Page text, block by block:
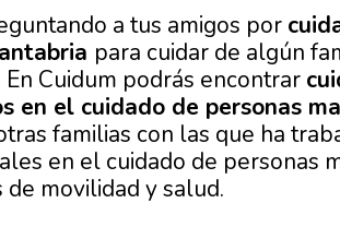
a tus amigos por
para cuidar de algún
Cuidum podrás encontrar
en el cuidado de personas
familias con las que ha
en el cuidado de personas
de movilidad y salud.